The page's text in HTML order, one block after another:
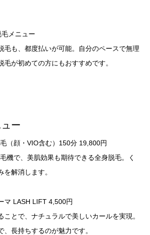
メニュー
毛も、都度払いが可能。自分のペースで無理
毛が初めての方にもおすすめです。
ー
（顔・VIO含む）150分 19,800円
機で、美肌効果も期待できる全身脱毛。く
解消します。
マ LASH LIFT 4,500円
ことで、ナチュラルで美しいカールを実現。
、長持ちするのが魅力です。